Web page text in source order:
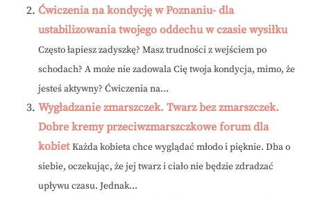
Ćwiczenia na kondycję w Poznaniu- dla
ustabilizowania twojego oddechu w czasie wysiłku
Często łapiesz zadyszkę? Masz trudności z wejściem po
schodach? A może nie zadowala Cię twoja kondycja, mimo, że
jesteś aktywny? Ćwiczenia na...
Wygładzanie zmarszczek. Twarz bez zmarszczek.
Dobre kremy przeciwzmarszczkowe forum dla
kobiet Każda kobieta chce wyglądać młodo i pięknie. Dba o
siebie, oczekując, że jej twarz i ciało nie będzie zdradzać
upływu czasu. Jednak...